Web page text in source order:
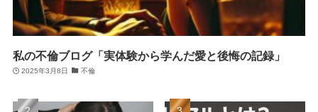
私の不倫ブログ「実体験から学んだ愛と後悔の記録」
2025年3月8日 不倫